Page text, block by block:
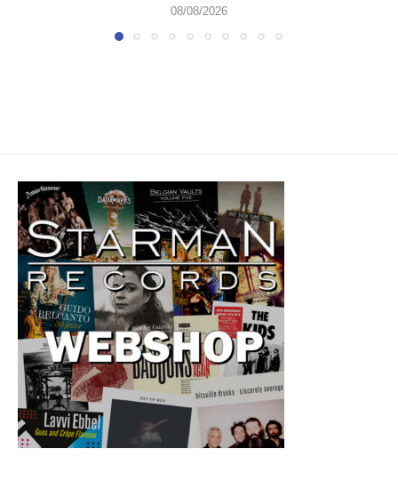
08/08/2026